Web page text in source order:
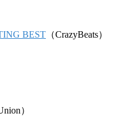
BEST （CrazyBeats）
）